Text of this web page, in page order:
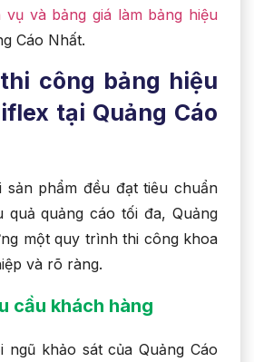
vụ và bảng giá làm bảng hiệu
Cáo Nhất.
công bảng hiệu
tại Quảng Cáo
sản phẩm đều đạt tiêu chuẩn
quả quảng cáo tối đa, Quảng
một quy trình thi công khoa
và rõ ràng.
cầu khách hàng
ngũ khảo sát của Quảng Cáo